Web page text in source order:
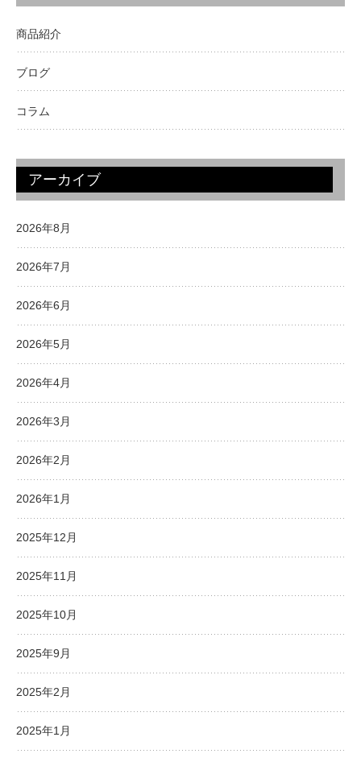
商品紹介
ブログ
コラム
アーカイブ
2026年8月
2026年7月
2026年6月
2026年5月
2026年4月
2026年3月
2026年2月
2026年1月
2025年12月
2025年11月
2025年10月
2025年9月
2025年2月
2025年1月